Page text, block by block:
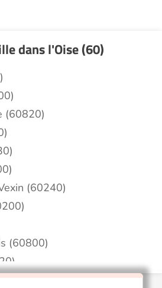
dans l'Oise (60)
(60820)
(60240)
(60800)